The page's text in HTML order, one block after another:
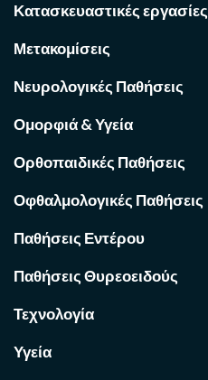
Κατασκευαστικές εργασίες
Μετακομίσεις
Νευρολογικές Παθήσεις
Ομορφιά & Υγεία
Ορθοπαιδικές Παθήσεις
Οφθαλμολογικές Παθήσεις
Παθήσεις Εντέρου
Παθήσεις Θυρεοειδούς
Τεχνολογία
Υγεία